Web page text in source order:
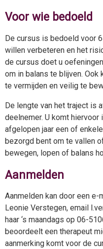
Voor wie bedoeld
De cursus is bedoeld voor
willen verbeteren en het
de cursus doet u
om in balans te blijven.
te vermijden en veilig te
De lengte van het traject is
deelnemer. U komt hiervoor
afgelopen jaar een of
bezorgd bent om te vallen
bewegen, lopen of balans
Aanmelden
Aanmelden kan door een
Leonie Verstegen, email
haar ‘s maandags op 06-
beoordeelt een therapeut
aanmerking komt voor de